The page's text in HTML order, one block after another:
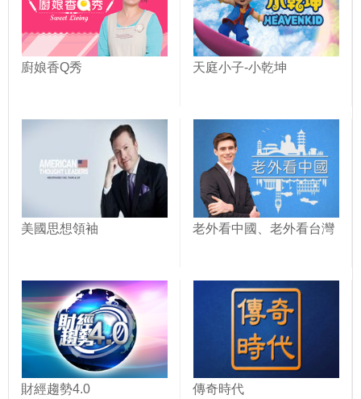
廚娘香Q秀 天庭小子-小乾坤
美國思想領袖 老外看中國、老外看台灣
財經趨勢4.0 傳奇時代